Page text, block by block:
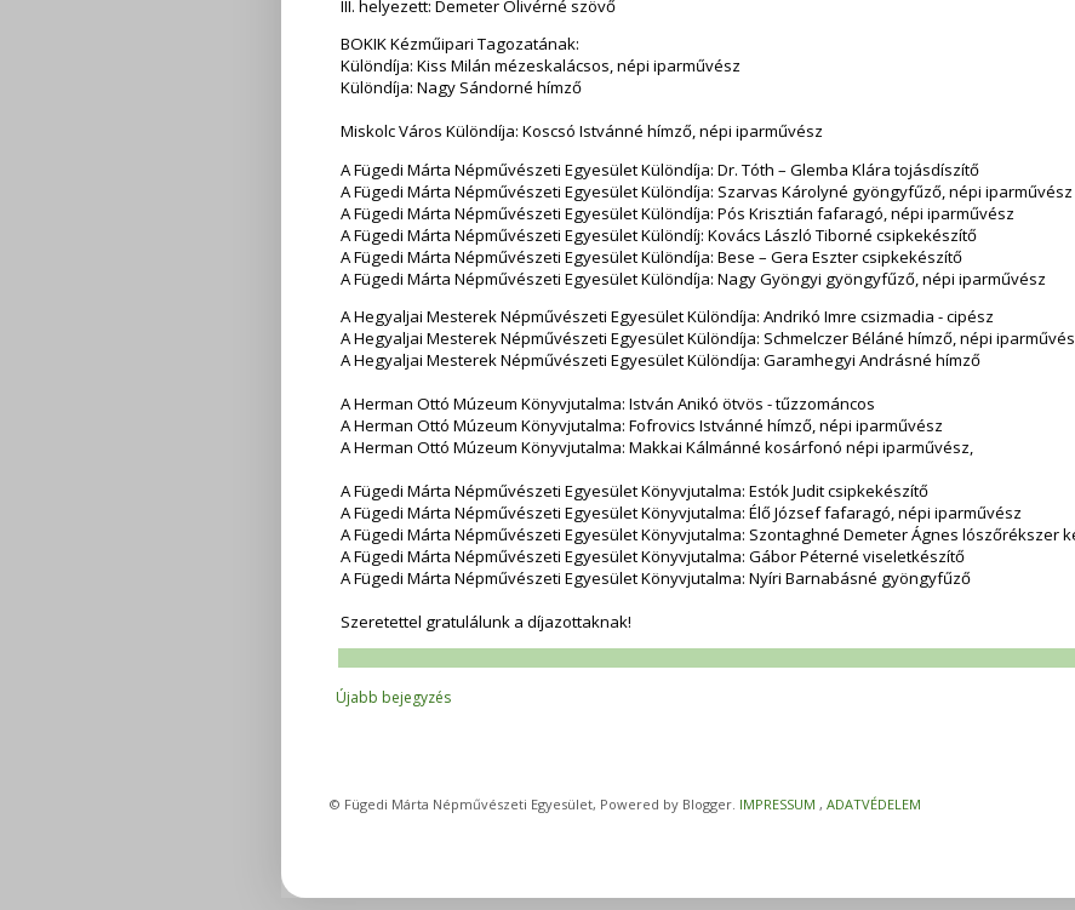
III. helyezett: Demeter Olivérné szövő
BOKIK Kézműipari Tagozatának:
Különdíja: Kiss Milán mézeskalácsos, népi iparművész
Különdíja: Nagy Sándorné hímző
Miskolc Város Különdíja: Koscsó Istvánné hímző, népi iparművész
A Fügedi Márta Népművészeti Egyesület Különdíja: Dr. Tóth – Glemba Klára tojásdíszítő
A Fügedi Márta Népművészeti Egyesület Különdíja: Szarvas Károlyné gyöngyfűző, népi iparművész
A Fügedi Márta Népművészeti Egyesület Különdíja: Pós Krisztián fafaragó, népi iparművész
A Fügedi Márta Népművészeti Egyesület Különdíj: Kovács László Tiborné csipkekészítő
A Fügedi Márta Népművészeti Egyesület Különdíja: Bese – Gera Eszter csipkekészítő
A Fügedi Márta Népművészeti Egyesület Különdíja: Nagy Gyöngyi gyöngyfűző, népi iparművész
A Hegyaljai Mesterek Népművészeti Egyesület Különdíja: Andrikó Imre csizmadia - cipész
A Hegyaljai Mesterek Népművészeti Egyesület Különdíja: Schmelczer Béláné hímző, népi
A Hegyaljai Mesterek Népművészeti Egyesület Különdíja: Garamhegyi Andrásné hímző
A Herman Ottó Múzeum Könyvjutalma: István Anikó ötvös - tűzzománcos
A Herman Ottó Múzeum Könyvjutalma: Fofrovics Istvánné hímző, népi iparművész
A Herman Ottó Múzeum Könyvjutalma: Makkai Kálmánné kosárfonó népi iparművész,
A Fügedi Márta Népművészeti Egyesület Könyvjutalma: Estók Judit csipkekészítő
A Fügedi Márta Népművészeti Egyesület Könyvjutalma: Élő József fafaragó, népi iparművész
A Fügedi Márta Népművészeti Egyesület Könyvjutalma: Szontaghné Demeter Ágnes lószőrékszer
A Fügedi Márta Népművészeti Egyesület Könyvjutalma: Gábor Péterné viseletkészítő
A Fügedi Márta Népművészeti Egyesület Könyvjutalma: Nyíri Barnabásné gyöngyfűző
Szeretettel gratulálunk a díjazottaknak!
Újabb bejegyzés
© Fügedi Márta Népművészeti Egyesület, Powered by Blogger. IMPRESSUM , ADATVÉDELEM